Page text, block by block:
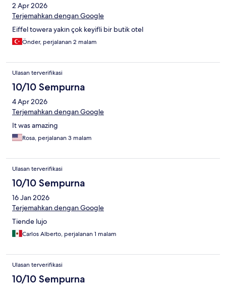
2 Apr 2026
Terjemahkan dengan Google
Eiffel towera yakın çok keyifli bir butik otel
Önder, perjalanan 2 malam
Ulasan terverifikasi
10/10 Sempurna
4 Apr 2026
Terjemahkan dengan Google
It was amazing
Rosa, perjalanan 3 malam
Ulasan terverifikasi
10/10 Sempurna
16 Jan 2026
Terjemahkan dengan Google
Tiende lujo
Carlos Alberto, perjalanan 1 malam
Ulasan terverifikasi
10/10 Sempurna